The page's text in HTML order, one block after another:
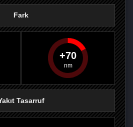
Fark
70
Tasarruf